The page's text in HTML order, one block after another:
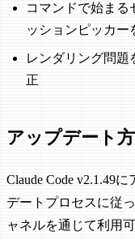
コマンドで始ま
ッションピッカー
レンダリング問題
正
アップデート
Claude Code v2.1.49
デートプロセスに従
ャネルを通じて利用